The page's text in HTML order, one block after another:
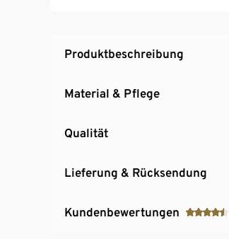
Produktbeschreibung
Material & Pflege
Qualität
Lieferung & Rücksendung
Kundenbewertungen